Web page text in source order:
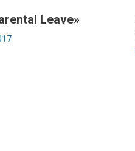
Leave»